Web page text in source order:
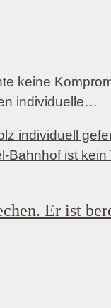
keine
individuelle…
individuell
Er ist